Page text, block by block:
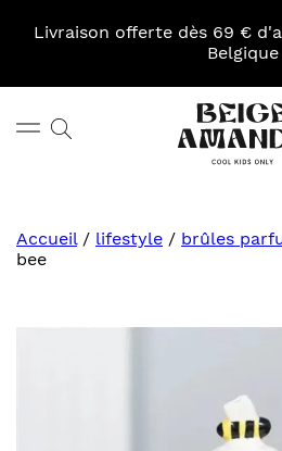
Livraison offerte dès 69 €
Belgique
Rechercher
Accueil/ lifestyle / brûles
bee